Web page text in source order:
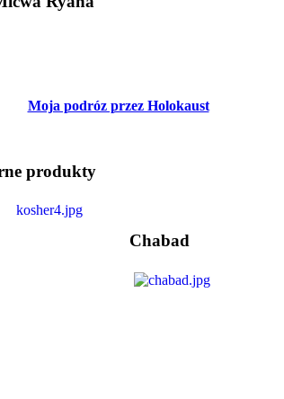
Moja podróz przez Holokaust
produkty
Chabad